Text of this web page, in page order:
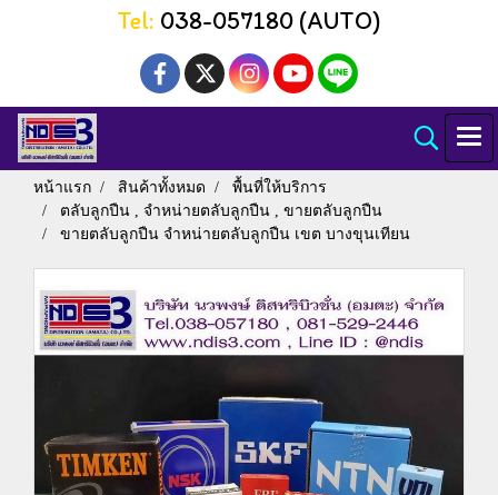
Tel: 038-057180 (AUTO)
หน้าแรก สินค้าทั้งหมด
พื้นที่ให้บริการ
ตลับลูกปืน , จำหน่ายตลับลูกปืน , ขายตลับลูกปืน
ขายตลับลูกปืน จำหน่ายตลับลูกปืน เขต บางขุนเทียน